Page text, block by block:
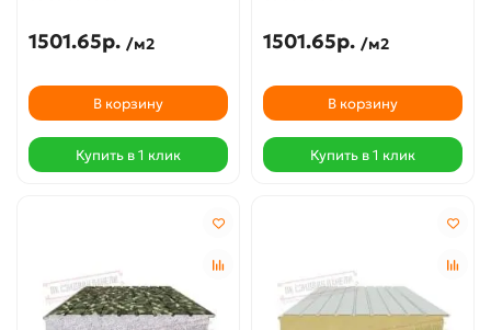
1501.65р. /м2
В корзину
Купить в 1 клик
1501.65р. /м2
В корзину
Купить в 1 клик